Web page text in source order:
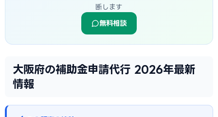
断します
無料相談
大阪府の補助金申請代行 2026年最新
情報